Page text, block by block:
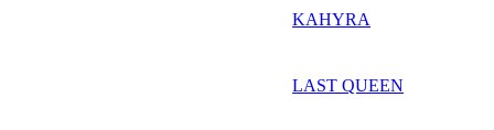
KAHYRA
LAST QUEEN